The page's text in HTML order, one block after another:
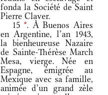
fonda la Société de Saint
Pierre Claver.
15*. À Buenos Aires
en Argentine, l’an 1943,
la bienheureuse Nazaire
de Sainte-Thérèse March
Mesa, vierge. Née en
Espagne, émigrée au
Mexique avec sa famille,
animée d’un grand zèle